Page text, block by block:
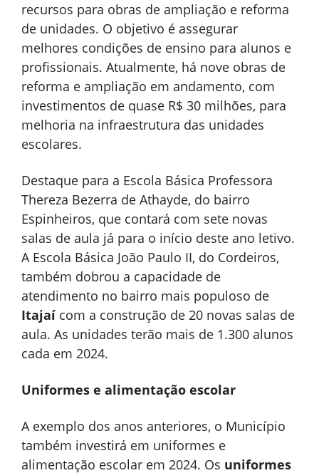
recursos para obras de ampliação e reforma
de unidades. O objetivo é assegurar
melhores condições de ensino para alunos e
profissionais. Atualmente, há nove obras de
reforma e ampliação em andamento, com
investimentos de quase R$ 30 milhões, para
melhoria na infraestrutura das unidades
escolares.
Destaque para a Escola Básica Professora
Thereza Bezerra de Athayde, do bairro
Espinheiros, que contará com sete novas
salas de aula já para o início deste ano letivo.
A Escola Básica João Paulo II, do Cordeiros,
também dobrou a capacidade de
atendimento no bairro mais populoso de
Itajaícom a construção de 20 novas salas de
aula. As unidades terão mais de 1.300 alunos
cada em 2024.
Uniformes e alimentação escolar
A exemplo dos anos anteriores, o Município
também investirá em uniformes e
alimentação escolar em 2024. Os uniformes